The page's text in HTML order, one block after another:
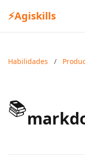
⚡Agiskills
Habilidades /
📚